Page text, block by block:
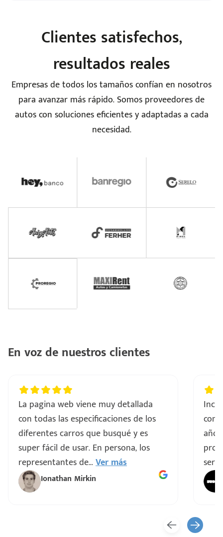
Clientes satisfechos,
resultados reales
Empresas de todos los tamaños confían en nosotros
para avanzar más rápido. Somos proveedores de
autos con soluciones eficientes y adaptadas a cada
necesidad.
En voz de nuestros clientes
La pagina web viene muy detallada
con todas las especificaciones de los
diferentes carros que busqué y es
super fácil de usar. En persona, los
representantes de...Ver más
Ionathan Mirkin